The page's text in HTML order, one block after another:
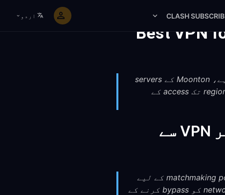
CLASH اردو
Best VPN
FreeGuard VPN آپ کے Mobile Legends کے تجربے کو بہتر بنانے میں مدد کر سکتا ہے، Moonton کے servers
تک alternative routing، IP masking کے ذریعے DDoS protection، اور تمام regional servers تک access کے
کیوں Mobile Legends کھلاڑیوں کو اپنے فون پر VPN سے
Mobile Legends کے کھلاڑی routing optimization کے ذریعے ping کم کرنے، مختلف matchmaking pools کے لیے
دوسرے regions کے servers تک access حاصل کرنے، اور mobile data پر network restrictions کو bypass کرنے کے